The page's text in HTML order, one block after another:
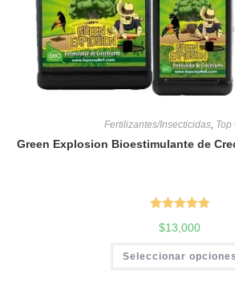
Fertilizantes/Insecticidas, Top
Green Explosion Bioestimulante de
$13,000
Seleccionar opciones